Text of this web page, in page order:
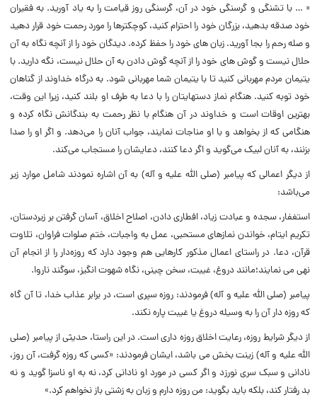
« … با تشنگی و گرسنگی خود در آن، گرسنگی روز قیامت را به یاد آورید. به فقیران
خود صدقه بدهید، بزرگان خود را احترام کنید، کوچکترها را مورد رحمت خود قرار دهید
و صله رحم را بجا آورید. زبان‌ های خود را حفظ کرده. دیدگان خود را از آنچه نگاه به آن
حلال نیست و گوش‌ های خود را از آنچه گوش دادن به آن حلال نیست، نگه دارید. با
یتیمان مردم مهربانی کنید تا با یتیمان شما مهربانی شود. به درگاه خداوند از گناهان
خود توبه کنید. هنگام نماز دستهایتان را با دعا به طرف او بلند کنید، زیرا این وقت،
بهترین اوقات است و خداوند در آن هنگام با نظر رحمت به بندگانش نگاه کرده و
هنگامی که از بخواهد و با او مناجات نمایند، جواب آنان را می‌دهد. و اگر او را صدا
بزنند، به آنان لبیک می‌گوید و اگر دعا کنند، دعایشان را مستجاب می‌کند.
از دیگر اعمالی که پیامبر (صلی الله علیه و آله) به آن اشاره نمودند شامل موارد زیر
می‌باشد:
استغفار، سجده و عبادت زیاد، افطاری دادن، اصلاح اخلاق، آسان گرفتن بر زیردستان،
تکریم ایتام، خواندن نمازهای مستحبی، عمل به واجبات، ختم صلوات فراوان، تلاوت
قرآن، دعا. در راستای اعمال مذکور کارهایی هم وجود دارد که روزه‌دار را از انجام آن
نهی می‌ نمایند؛مانند دروغ، غیبت، سخن چینی، نگاه شهوت انگیز، سوگند ناروا.
پیامبر (صلی الله علیه و آله) فرمودند: روزه سپری است، در برابر عذاب خدا، تا آن گاه
که روزه دار آن را به وسیله دروغ یا غیبت پاره نکند.
از دیگر شرایط روزه، رعایت اخلاق روزه‌ داری است. در این راستا، حدیثی از پیامبر (صلی
الله علیه و آله) زینت‌ بخش می‌ باشد، ایشان فرمودند: «کسی که روزه گرفت، آن روز،
نادانی و سبک سری نورزد و اگر کسی در مورد او نادانی کرد، نه به او ناسزا گوید و نه
بد رفتار کند، بلکه باید بگوید: من روزه دارم و زبان به زشتی باز نخواهم کرد.»